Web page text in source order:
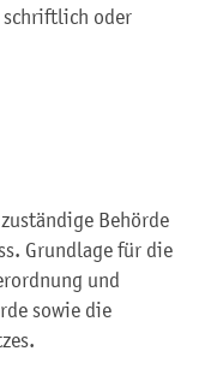
schriftlich oder
Behörde
Grundlage für die
und
sowie die